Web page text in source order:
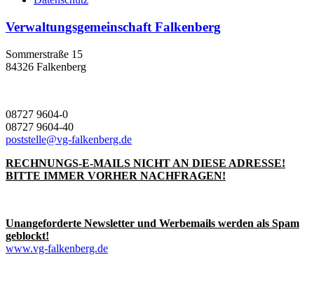
Verwaltungsgemeinschaft Falkenberg
Sommerstraße 15
84326 Falkenberg
08727 9604-0
08727 9604-40
poststelle@vg-falkenberg.de
RECHNUNGS-E-MAILS NICHT AN DIESE ADRESSE!
BITTE IMMER VORHER NACHFRAGEN!
Unangeforderte Newsletter und Werbemails werden als Spam
geblockt!
www.vg-falkenberg.de